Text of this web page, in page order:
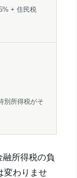
+ 住民税
別所得税がそ
所得税の負
変わりませ